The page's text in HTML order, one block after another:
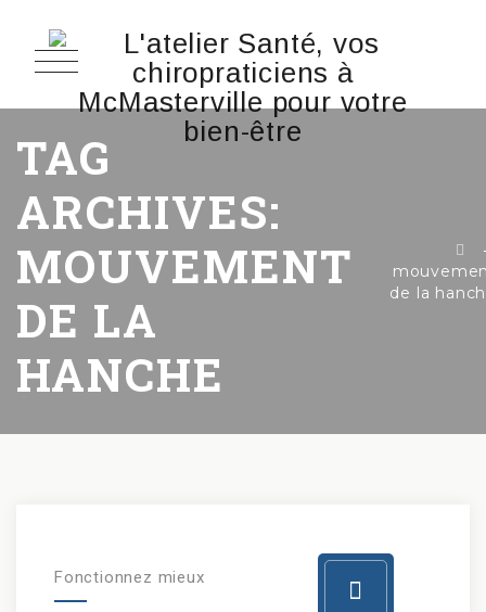
TAG
ARCHIVES:
MOUVEMENT
DE LA
HANCHE
de la
Fonctionnez mieux